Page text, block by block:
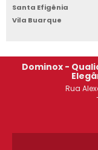
ESTANTE DE AÇO
ARMÁRIO DE AÇO
ESTANTE DE AÇO
Santa Efigênia
Vila Buarque
Dominox -
Rua